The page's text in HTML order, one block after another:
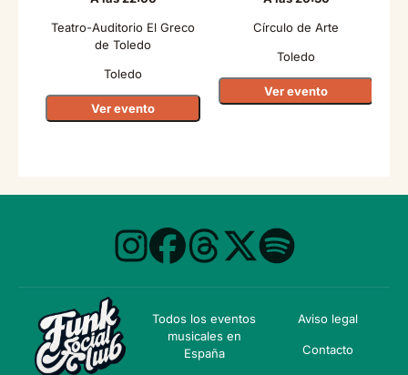
Teatro-Auditorio El Greco
de Toledo
Toledo
Ver evento
Círculo de Arte
Toledo
Ver evento
Todos los eventos
musicales en
España
Aviso legal
Contacto